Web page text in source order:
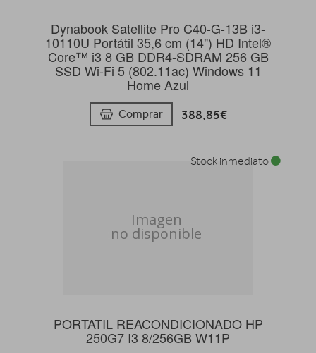
Dynabook Satellite Pro C40-G-13B i3-
10110U Portátil 35,6 cm (14") HD Intel®
Core™ i3 8 GB DDR4-SDRAM 256 GB
SSD Wi-Fi 5 (802.11ac) Windows 11
Home Azul
Comprar 388,85€
PORTATIL REACONDICIONADO HP
250G7 I3 8/256GB W11P
Stock inmediato